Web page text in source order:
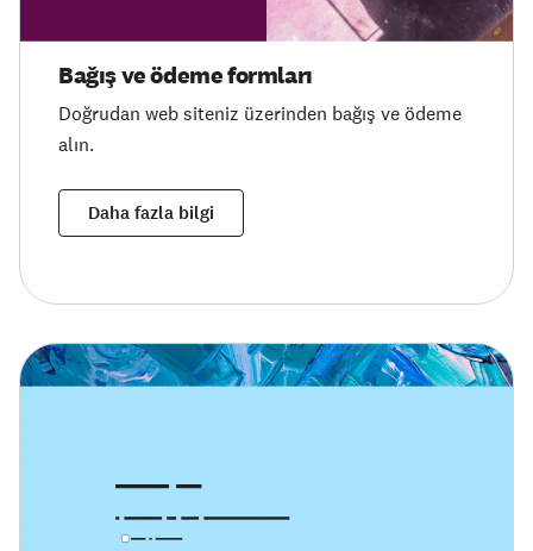
Bağış ve ödeme formları
Doğrudan web siteniz üzerinden bağış ve ödeme
alın.
Daha fazla bilgi